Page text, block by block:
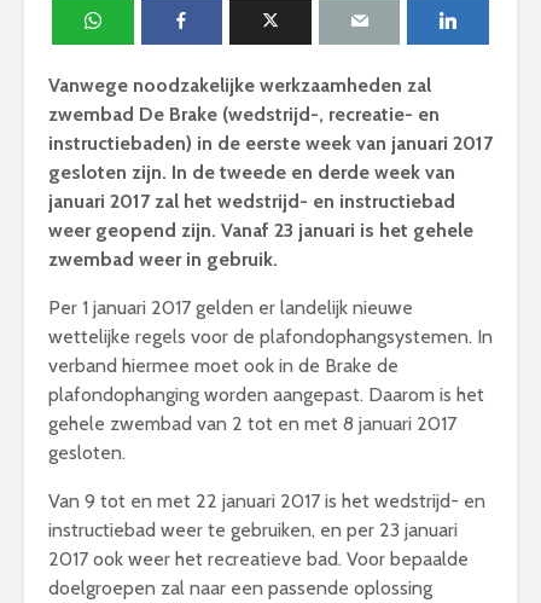
Vanwege noodzakelijke werkzaamheden zal
zwembad De Brake (wedstrijd-, recreatie- en
instructiebaden) in de eerste week van januari 2017
gesloten zijn. In de tweede en derde week van
januari 2017 zal het wedstrijd- en instructiebad
weer geopend zijn. Vanaf 23 januari is het gehele
zwembad weer in gebruik.
Per 1 januari 2017 gelden er landelijk nieuwe
wettelijke regels voor de plafondophangsystemen. In
verband hiermee moet ook in de Brake de
plafondophanging worden aangepast. Daarom is het
gehele zwembad van 2 tot en met 8 januari 2017
gesloten.
Van 9 tot en met 22 januari 2017 is het wedstrijd- en
instructiebad weer te gebruiken, en per 23 januari
2017 ook weer het recreatieve bad. Voor bepaalde
doelgroepen zal naar een passende oplossing